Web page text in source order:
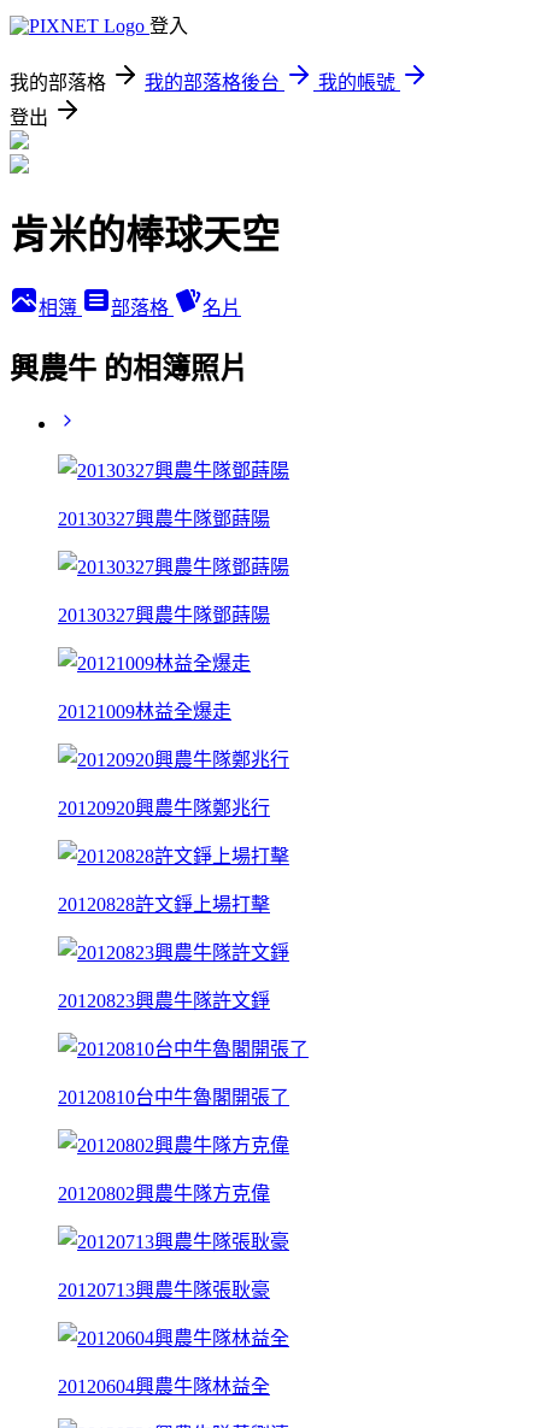
登入
我的部落格 我的部落格後台
我的帳號
登出
肯米的棒球天空
相簿 部落格 名片
興農牛 的相簿照片
20130327興農牛隊鄧蒔陽
20130327興農牛隊鄧蒔陽
20121009林益全爆走
20120920興農牛隊鄭兆行
20120828許文錚上場打擊
20120823興農牛隊許文錚
20120810台中牛魯閣開張了
20120802興農牛隊方克偉
20120713興農牛隊張耿豪
20120604興農牛隊林益全